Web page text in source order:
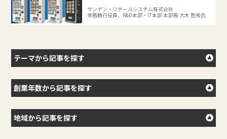
サンデン・リテールシステム株式会社
常務執行役員、R&D本部・IT本部 本部長 大木 哲秀氏
テーマから記事を探す
創業年数から記事を探す
地域から記事を探す